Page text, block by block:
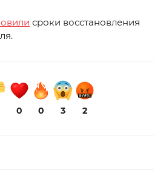
сроки восстановления
0 0 3 2